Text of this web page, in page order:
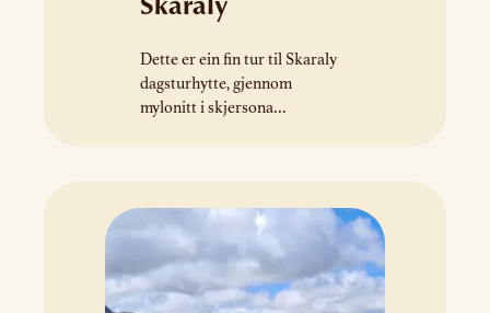
Skaraly
Dette er ein fin tur til Skaraly
dagsturhytte, gjennom
mylonitt i skjersona
Området ved hytta byr på ei
særleg god utsikt mot
Litlehesten og sørover mot
landskapet i Hyllestad. Det er
tydeleg korleis dei skiferrike